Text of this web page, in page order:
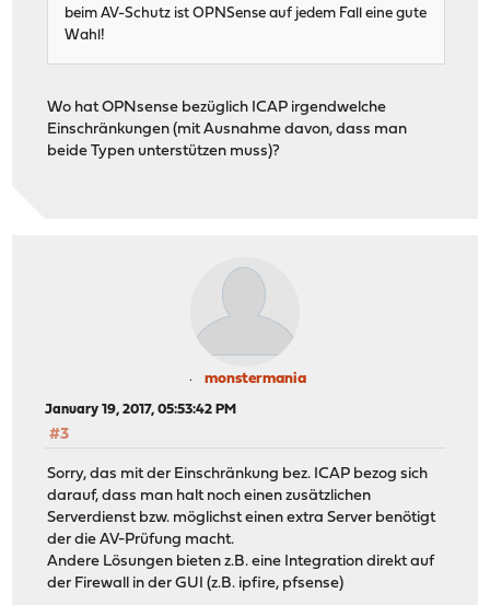
beim AV-Schutz ist OPNSense auf jedem Fall eine gute
Wahl!
Wo hat OPNsense bezüglich ICAP irgendwelche
Einschränkungen (mit Ausnahme davon, dass man
beide Typen unterstützen muss)?
monstermania
January 19, 2017, 05:53:42 PM
#3
Sorry, das mit der Einschränkung bez. ICAP bezog sich
darauf, dass man halt noch einen zusätzlichen
Serverdienst bzw. möglichst einen extra Server benötigt
der die AV-Prüfung macht.
Andere Lösungen bieten z.B. eine Integration direkt auf
der Firewall in der GUI (z.B. ipfire, pfsense)